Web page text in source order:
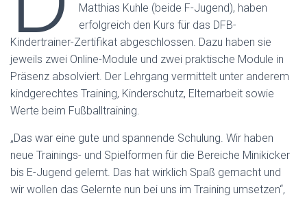
Matthias Kuhle (beide F-Jugend), haben
erfolgreich den Kurs für das DFB-
Kindertrainer-Zertifikat abgeschlossen. Dazu haben sie
jeweils zwei Online-Module und zwei praktische Module in
Präsenz absolviert. Der Lehrgang vermittelt unter anderem
kindgerechtes Training, Kinderschutz, Elternarbeit sowie
Werte beim Fußballtraining.
„Das war eine gute und spannende Schulung. Wir haben
neue Trainings- und Spielformen für die Bereiche Minikicker
bis E-Jugend gelernt. Das hat wirklich Spaß gemacht und
wir wollen das Gelernte nun bei uns im Training umsetzen“,